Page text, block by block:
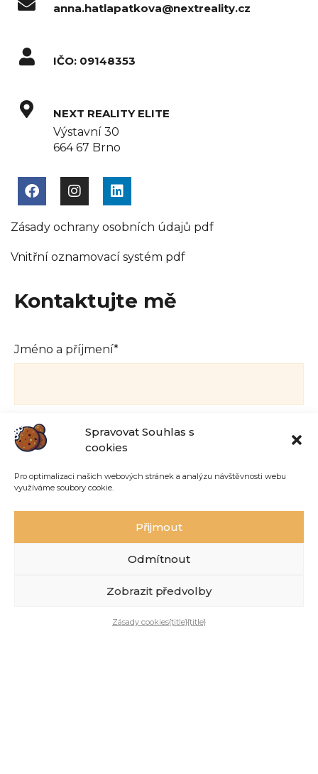
Spravovat Souhlas s
cookies
Pro optimalizaci našich webových stránek a analýzu návštěvnosti webu
využíváme soubory cookie.
Přijmout
Odmítnout
Zobrazit předvolby
Zásady cookies{title}{title}
Kontaktujte mě
Jméno a příjmení*
Telefon
E-mail*
Jak vám mohu pomoci?*
anna.hatlapatkova@nextreality.cz
IČO: 09148353
NEXT REALITY ELITE
Výstavní 30
664 67 Brno
Zásady ochrany osobních údajů pdf
Vnitřní oznamovací systém pdf